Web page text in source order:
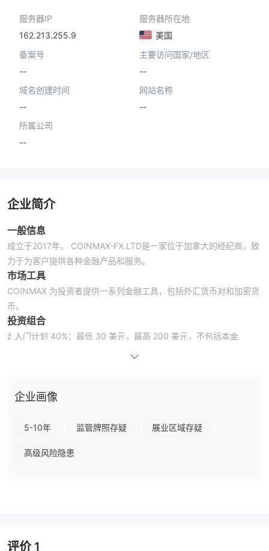
服务器IP
162.213.255.9
服务器所在地
美国
备案号
--
主要访问国家/地区
--
域名创建时间
--
网站名称
--
所属公司
--
企业简介
一般信息
成立于2017年， COINMAX-FX.LTD是一家位于加拿大的经纪商，致
力于为客户提供各种金融产品和服务。
市场工具
COINMAX 为投资者提供一系列金融工具，包括外汇货币对和加密货
币。
投资组合
ž 入门计划 40%：最低 30 美元，最高 200 美元，不包括本金
ž 外汇交易计划 500%：最低 500 美元，最高无限制，包括本金
COINMAX 通过其在线平台“coinmax limited”为客户提供进入世界金
存取款
企业画像
5-10年 监管牌照存疑 展业区域存疑
高级风险隐患
评价1